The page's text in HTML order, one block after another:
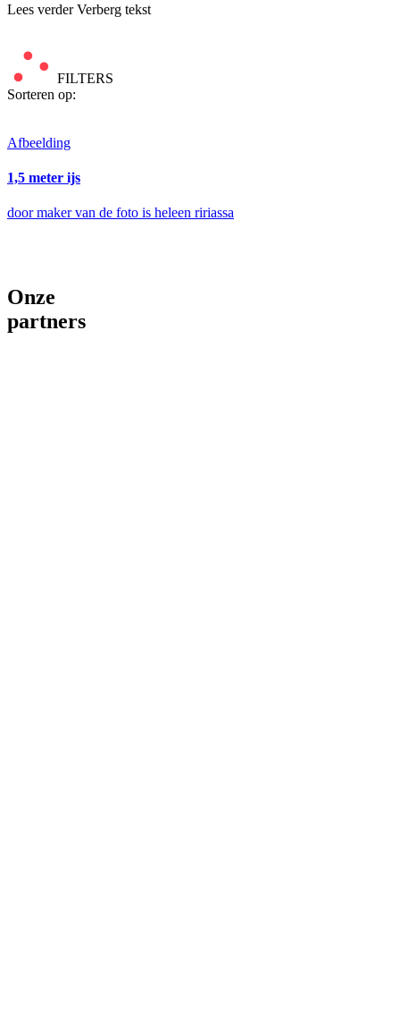
Lees verderVerberg tekst
FILTERS
Sorteren op:
Afbeelding
1,5 meter ijs
door maker van de foto is heleen ririassa
Onze
partners